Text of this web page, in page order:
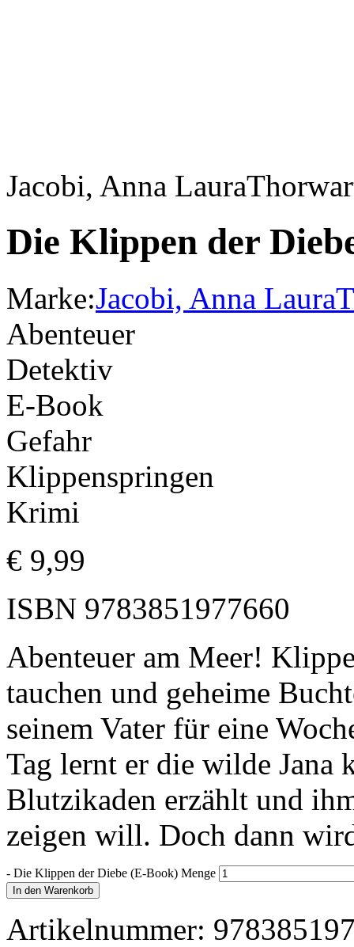
Jacobi, Anna Laura
Die Klippen der
Marke:Jacobi, Anna Laura
Abenteuer
Detektiv
E-Book
Gefahr
Klippenspringen
Krimi
€ 9,99
ISBN 9783851977660
Abenteuer am Meer!
tauchen und geheime
seinem Vater für eine
Tag lernt er die wilde Jana
Blutzikaden erzählt und
zeigen will. Doch dann
- Die Klippen der Diebe (E-Book) Menge
In den Warenkorb
Artikelnummer: